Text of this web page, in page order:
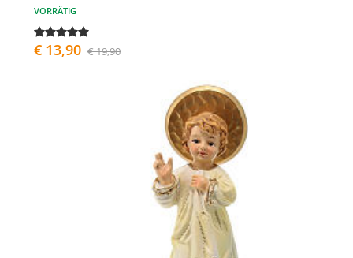
VORRÄTIG
€ 13,90 € 19,90